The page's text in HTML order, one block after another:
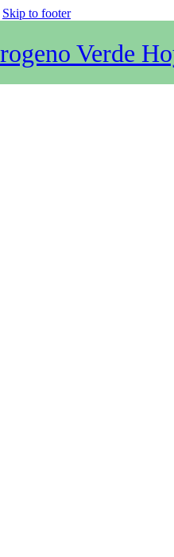
Skip to footer